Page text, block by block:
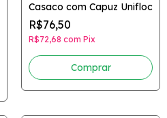
Casaco com Capuz Unifloc
R$76,50
R$72,68 com Pix
Comprar